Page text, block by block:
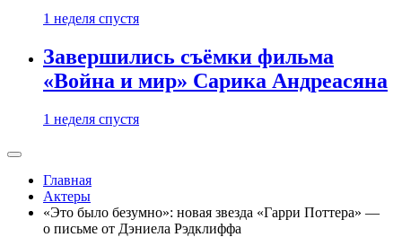
1 неделя спустя
Завершились съёмки фильма
«Война и мир» Сарика Андреасяна
1 неделя спустя
Главная
Актеры
«Это было безумно»: новая звезда «Гарри Поттера» —
о письме от Дэниела Рэдклиффа